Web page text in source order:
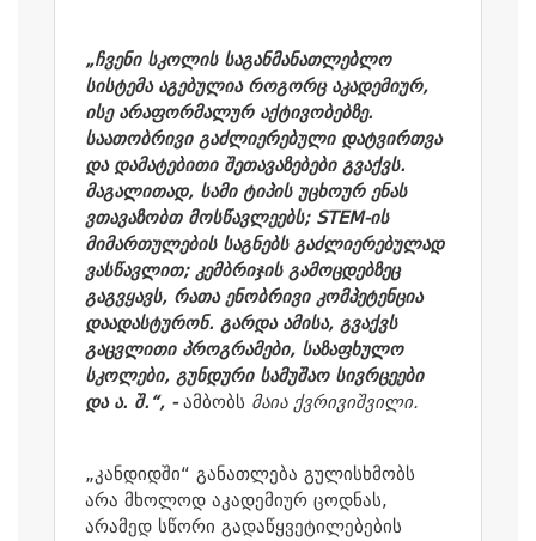
„ჩვენი სკოლის საგანმანათლებლო
სისტემა აგებულია როგორც აკადემიურ,
ისე არაფორმალურ აქტივობებზე.
საათობრივი გაძლიერებული დატვირთვა
და დამატებითი შეთავაზებები გვაქვს.
მაგალითად, სამი ტიპის უცხოურ ენას
ვთავაზობთ მოსწავლეებს; STEM-ის
მიმართულების საგნებს გაძლიერებულად
ვასწავლით; კემბრიჯის გამოცდებზეც
გაგვყავს, რათა ენობრივი კომპეტენცია
დაადასტურონ. გარდა ამისა, გვაქვს
გაცვლითი პროგრამები, საზაფხულო
სკოლები, გუნდური სამუშაო სივრცეები
და ა. შ.“, -ამბობს მაია ქვრივიშვილი.
„კანდიდში“ განათლება გულისხმობს
არა მხოლოდ აკადემიურ ცოდნას,
არამედ სწორი გადაწყვეტილებების